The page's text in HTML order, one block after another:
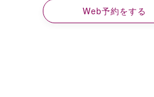
Web予約をする